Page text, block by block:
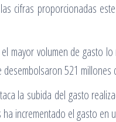
cifras proporcionadas
mayor volumen de gasto
521
la subida del gasto
incrementado el gasto en